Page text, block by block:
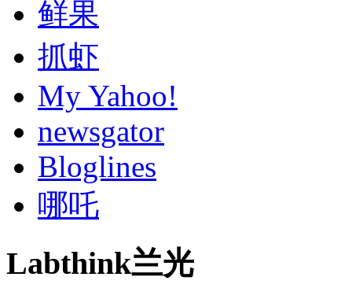
鲜果
抓虾
My Yahoo!
newsgator
Bloglines
哪吒
Labthink兰光